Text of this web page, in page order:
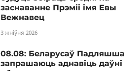
заснаванне Прэміі імя Евы
Вежнавец
3 жніўня 2026
08.08: Беларусаў Падляшша
запрашаюць аднавіць даўні